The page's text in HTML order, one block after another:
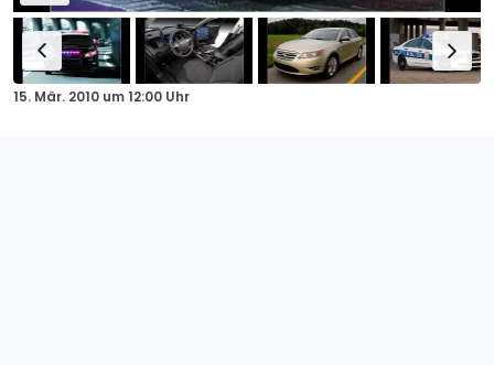
15. Mär. 2010 um12:00 Uhr